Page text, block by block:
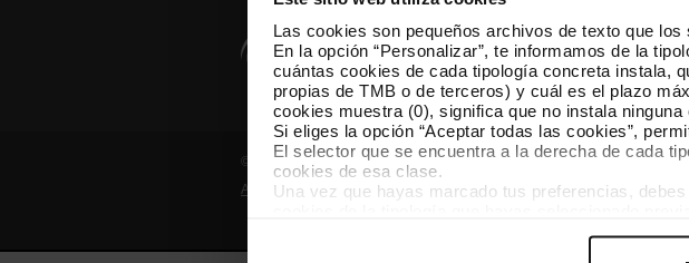
Las cookies son pequeños archivos de texto que
En la opción “Personalizar”, te informamos de la
cuántas cookies de cada tipología concreta instala,
propias de TMB o de terceros) y cuál es el plazo
cookies muestra (0), significa que no instala
Si eliges la opción “Aceptar todas las cookies”,
El selector que se encuentra a la derecha de cada
cookies de esa clase.
Una vez que hayas marcado tus preferencias,
personalización, porque permiten recordar tus
Conócenos
© Grupo TMB - Todos los derechos reservados
Aviso legal
Política de privacidad Política de cookies Gestor